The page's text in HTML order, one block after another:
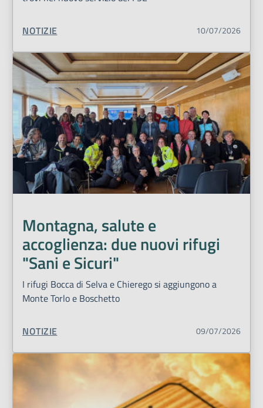
TIPO CONTENUTO:
NOTIZIE 10/07/2026
Montagna, salute e
accoglienza: due nuovi rifugi
"Sani e Sicuri"
I rifugi Bocca di Selva e Chierego si aggiungono a
Monte Torlo e Boschetto
TIPO CONTENUTO:
NOTIZIE 09/07/2026